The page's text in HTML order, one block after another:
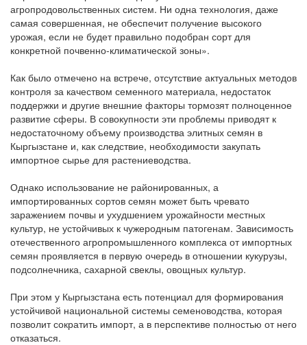
агропродовольственных систем. Ни одна технология, даже
самая совершенная, не обеспечит получение высокого
урожая, если не будет правильно подобран сорт для
конкретной почвенно-климатической зоны».
Как было отмечено на встрече, отсутствие актуальных методов
контроля за качеством семенного материала, недостаток
поддержки и другие внешние факторы тормозят полноценное
развитие сферы. В совокупности эти проблемы приводят к
недостаточному объему производства элитных семян в
Кыргызстане и, как следствие, необходимости закупать
импортное сырье для растениеводства.
Однако использование не районированных, а
импортированных сортов семян может быть чревато
заражением почвы и ухудшением урожайности местных
культур, не устойчивых к чужеродным патогенам. Зависимость
отечественного агропромышленного комплекса от импортных
семян проявляется в первую очередь в отношении кукурузы,
подсолнечника, сахарной свеклы, овощных культур.
При этом у Кыргызстана есть потенциал для формирования
устойчивой национальной системы семеноводства, которая
позволит сократить импорт, а в перспективе полностью от него
отказаться.